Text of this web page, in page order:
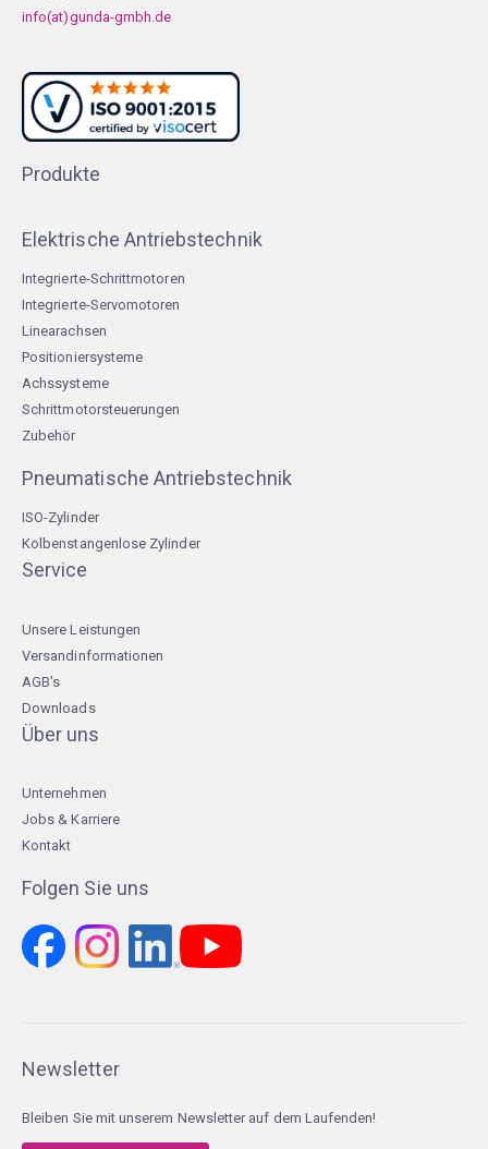
info(at)gunda-gmbh.de
Produkte
Elektrische Antriebstechnik
Integrierte-Schrittmotoren
Integrierte-Servomotoren
Linearachsen
Positioniersysteme
Achssysteme
Schrittmotorsteuerungen
Zubehör
Pneumatische Antriebstechnik
ISO-Zylinder
Kolbenstangenlose Zylinder
Service
Unsere Leistungen
Versandinformationen
AGB's
Downloads
Über uns
Unternehmen
Jobs & Karriere
Kontakt
Folgen Sie uns
Newsletter
Bleiben Sie mit unserem Newsletter auf dem Laufenden!